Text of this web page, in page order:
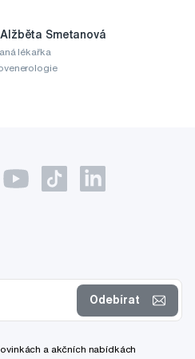
Alžběta Smetanová
lékařka
Odebírat
a akčních nabídkách